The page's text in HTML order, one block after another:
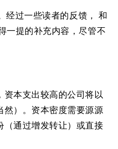
过一些读者的反馈， 和
一提的补充内容，尽管不
本支出较高的公司将以
）。资本密度需要源源
通过增发转让）或直接